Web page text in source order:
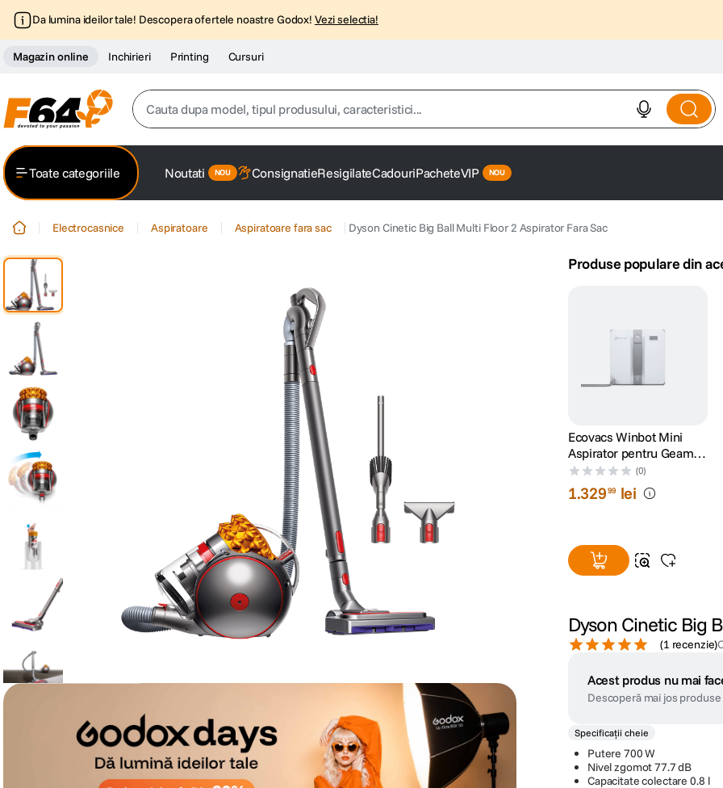
Da lumina ideilor tale! Descopera ofertele noastre Godox! Vezi selectia!
Magazin online Inchirieri Printing Cursuri
Cauta dupa model, tipul produsului, caracteristici...
2. trepied
dji osmo pocket 4
Toate categoriile Noutati ConsignatieResigilateCadouriPacheteVIP
Electrocasnice Aspiratoare Aspiratoare fara sac Dyson Cinetic Big Ball Multi Floor 2 Aspirator Fara Sac
Produse populare din
Ecovacs Winbot Mini
Aspirator pentru Geamuri
Gri
(0)
1.32999 lei
Dyson Cinetic Big
(1 recenzie)
Acest produs nu mai
Descoperă mai jos
Specificații cheie
Putere 700 W
Nivel zgomot 77.7 dB
Capacitate colectare 0.8 l